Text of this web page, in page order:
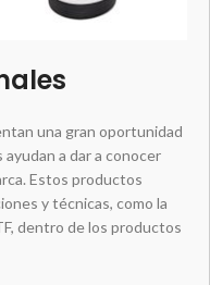
una gran oportunidad
a dar a conocer
Estos productos
y técnicas, como la
dentro de los productos